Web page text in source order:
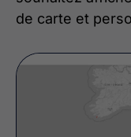
de carte et